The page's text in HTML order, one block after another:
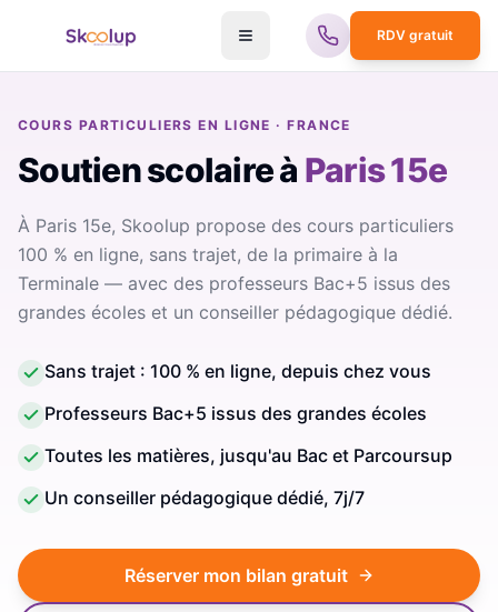
RDV gratuit
COURS PARTICULIERS EN LIGNE · FRANCE
Soutien scolaireà Paris 15e
À Paris 15e, Skoolup propose des cours particuliers
100 % en ligne, sans trajet, de la primaire à la
Terminale — avec des professeurs Bac+5 issus des
grandes écoles et un conseiller pédagogique dédié.
Sans trajet : 100 % en ligne, depuis chez vous
Professeurs Bac+5 issus des grandes écoles
Toutes les matières, jusqu'au Bac et Parcoursup
Un conseiller pédagogique dédié, 7j/7
Réserver mon bilan gratuit